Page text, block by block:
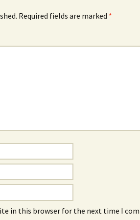
Required fields are marked *
in this browser for the next time I